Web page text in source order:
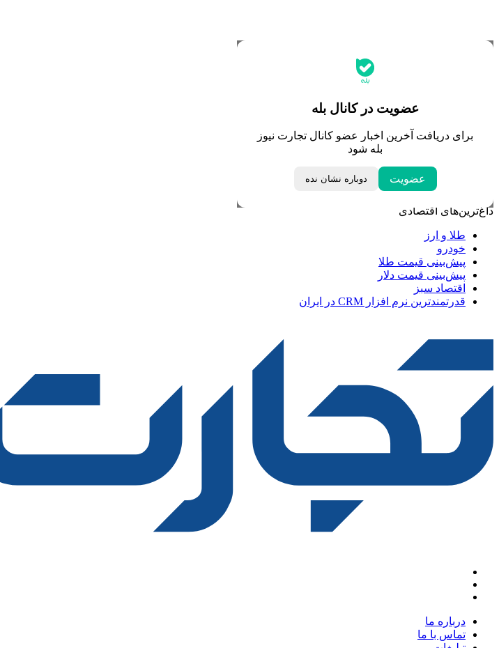
عضویت در کانال بله
برای دریافت آخرین اخبار عضو کانال تجارت نیوز
بله شود
عضویت دوباره نشان نده
جدیدترین قیمت‌ها
قیمت یورو
ابزار تبدیل نرخ ارز
لحظه تحویل سال
داغ‌ترین‌های اقتصادی
طلا و ارز
خودرو
پیش‌بینی قیمت طلا
پیش‌بینی قیمت دلار
اقتصاد سبز
قدرتمندترین نرم‌ افزار CRM در ایران
درباره ما
تماس با ما